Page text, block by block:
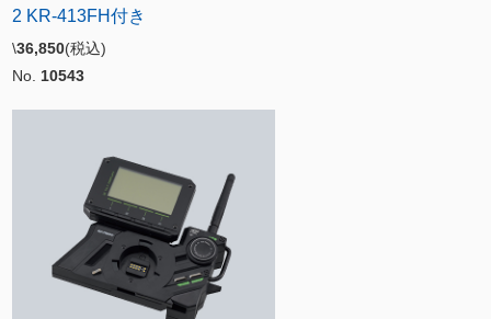
2 KR-413FH付き
\36,850(税込)
No. 10543